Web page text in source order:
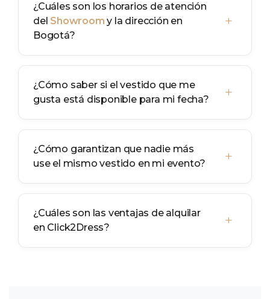
¿Cuáles son los horarios de atención
del Showroom y la dirección en
Bogotá?
+
¿Cómo saber si el vestido que me
gusta está disponible para mi fecha?
+
¿Cómo garantizan que nadie más
use el mismo vestido en mi evento?
+
¿Cuáles son las ventajas de alquilar
en Click2Dress?
+